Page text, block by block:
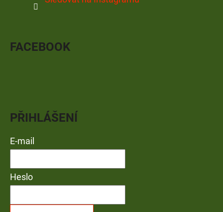
FACEBOOK
PŘIHLÁŠENÍ
E-mail
Heslo